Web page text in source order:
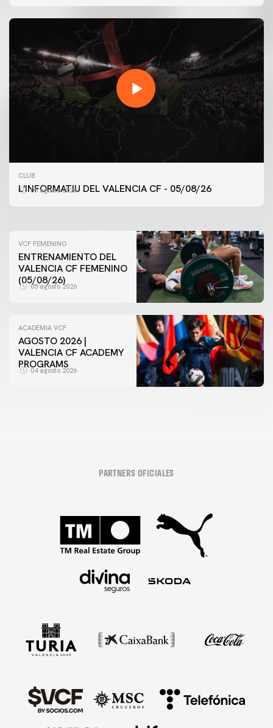
CLUB
L'INFORMATIU DEL VALENCIA CF - 05/08/26
05 agosto 2026
ENTRENAMIENTO MATINAL DEL VALENCIA CF
5/8/2026
VCF FEMENINO
ENTRENAMIENTO DEL
VALENCIA CF FEMENINO
(05/08/26)
05 agosto 2026
ACADEMIA VCF
AGOSTO 2026 |
VALENCIA CF ACADEMY
PROGRAMS
04 agosto 2026
PARTNERS OFICIALES